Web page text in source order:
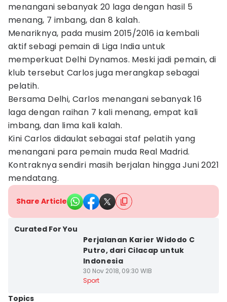
menangani sebanyak 20 laga dengan hasil 5
menang, 7 imbang, dan 8 kalah.
Menariknya, pada musim 2015/2016 ia kembali
aktif sebagi pemain di Liga India untuk
memperkuat Delhi Dynamos. Meski jadi pemain, di
klub tersebut Carlos juga merangkap sebagai
pelatih.
Bersama Delhi, Carlos menangani sebanyak 16
laga dengan raihan 7 kali menang, empat kali
imbang, dan lima kali kalah.
Kini Carlos didaulat sebagai staf pelatih yang
menangani para pemain muda Real Madrid.
Kontraknya sendiri masih berjalan hingga Juni 2021
mendatang.
Share Article
Curated For You
Perjalanan Karier Widodo C
Putro, dari Cilacap untuk
Indonesia
30 Nov 2018, 09:30 WIB
Sport
Topics